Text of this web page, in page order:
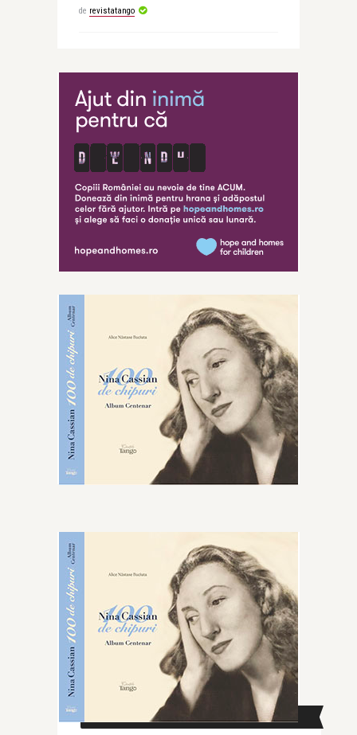
de revistatango
CAUTĂ ÎN SITE